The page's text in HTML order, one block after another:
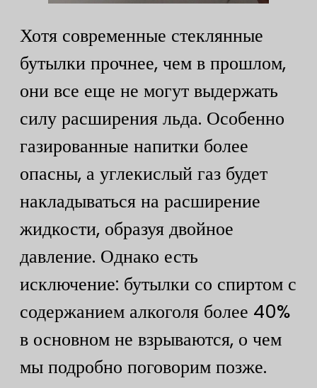
Хотя современные стеклянные
бутылки прочнее, чем в прошлом,
они все еще не могут выдержать
силу расширения льда. Особенно
газированные напитки более
опасны, а углекислый газ будет
накладываться на расширение
жидкости, образуя двойное
давление. Однако есть
исключение: бутылки со спиртом с
содержанием алкоголя более 40%
в основном не взрываются, о чем
мы подробно поговорим позже.